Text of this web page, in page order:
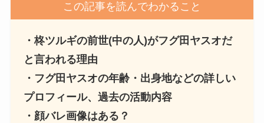
この記事を読んでわかること
・柊ツルギの前世(中の人)がフグ田ヤスオだ
と言われる理由
・ フグ田ヤスオの年齢・出身地などの詳しい
プロフィール、過去の活動内容
・顔バレ画像はある？